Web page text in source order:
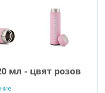
мл - цвят розов